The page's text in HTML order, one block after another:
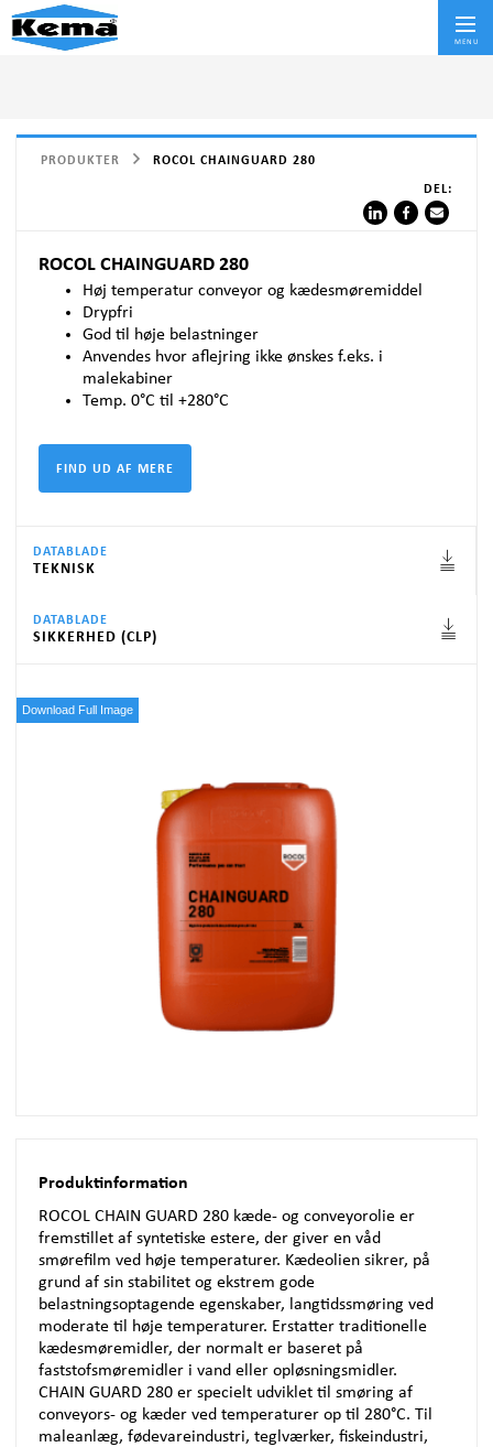
MENU
PRODUKTER ROCOL CHAINGUARD 280
DEL:
ROCOL CHAINGUARD 280
Høj temperatur conveyor og kædesmøremiddel
Drypfri
God til høje belastninger
Anvendes hvor aflejring ikke ønskes f.eks. i
malekabiner
Temp. 0°C til +280°C
DATABLADE
TEKNISK
DATABLADE
SIKKERHED (CLP)
Download Full Image
Produktinformation
ROCOL CHAIN GUARD 280 kæde- og conveyorolie er
fremstillet af syntetiske estere, der giver en våd
smørefilm ved høje temperaturer. Kædeolien sikrer, på
grund af sin stabilitet og ekstrem gode
belastningsoptagende egenskaber, langtidssmøring ved
moderate til høje temperaturer. Erstatter traditionelle
kædesmøremidler, der normalt er baseret på
faststofsmøremidler i vand eller opløsningsmidler.
CHAIN GUARD 280 er specielt udviklet til smøring af
conveyors- og kæder ved temperaturer op til 280°C. Til
maleanlæg, fødevareindustri, teglværker, fiskeindustri,